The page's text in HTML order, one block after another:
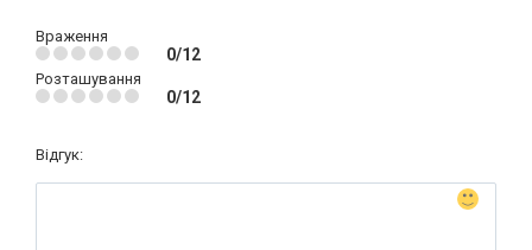
Враження
0/12
Розташування
0/12
Відгук: